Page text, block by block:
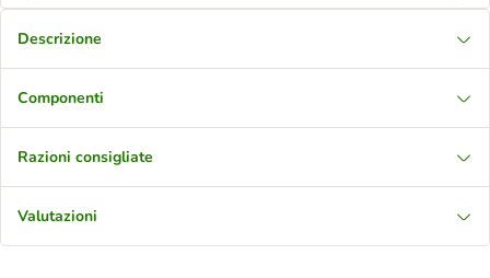
Descrizione
Componenti
Razioni consigliate
Valutazioni